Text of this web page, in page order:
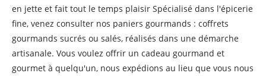
en jette et fait tout le temps plaisir Spécialisé dans l'épicerie
fine, venez consulter nos paniers gourmands : coffrets
gourmands sucrés ou salés, réalisés dans une démarche
artisanale. Vous voulez offrir un cadeau gourmand et
gourmet à quelqu'un, nous expédions au lieu que vous nous